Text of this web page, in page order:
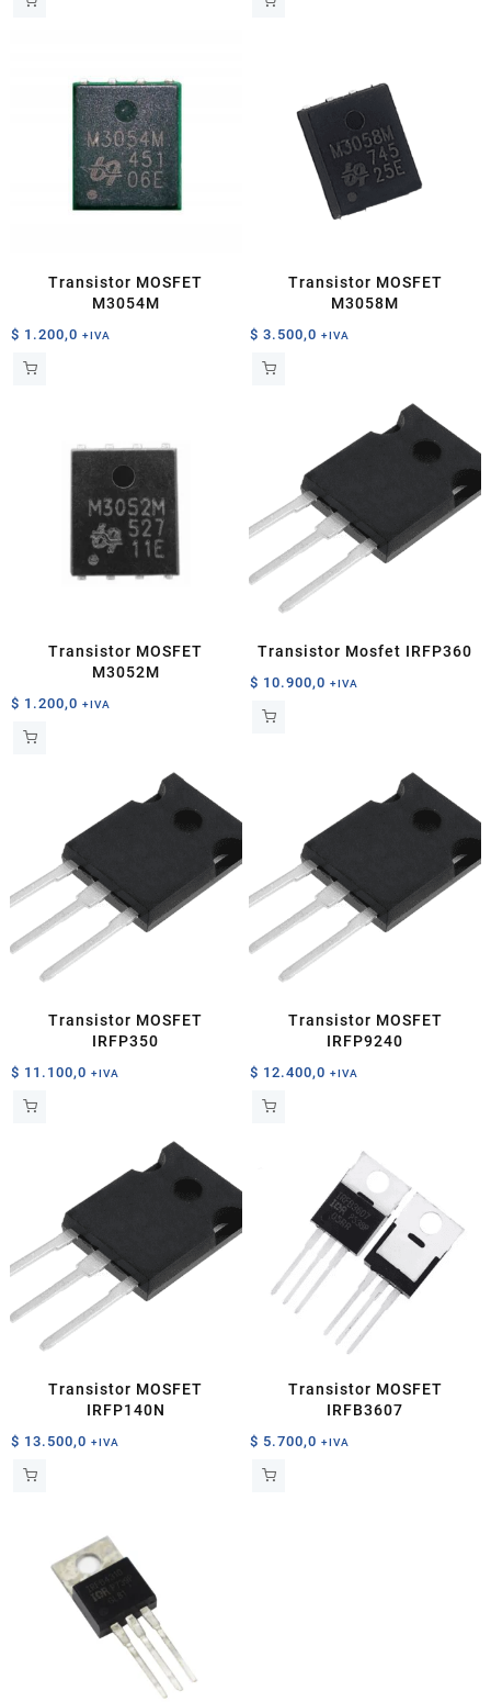
Transistor MOSFET
M3054M
$ 1.200,0 +IVA
Transistor MOSFET
M3058M
$ 3.500,0 +IVA
Transistor MOSFET
M3052M
$ 1.200,0 +IVA
Transistor Mosfet IRFP360
$ 10.900,0 +IVA
Transistor MOSFET
IRFP350
$ 11.100,0 +IVA
Transistor MOSFET
IRFP9240
$ 12.400,0 +IVA
Transistor MOSFET
IRFP140N
$ 13.500,0 +IVA
Transistor MOSFET
IRFB3607
$ 5.700,0 +IVA